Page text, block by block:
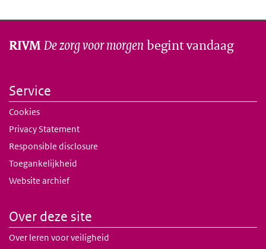
RIVMDe zorg voor morgen begint vandaag
Service
Cookies
Privacy Statement
Responsible disclosure
Toegankelijkheid
Website archief
Over deze site
Over leren voor veiligheid